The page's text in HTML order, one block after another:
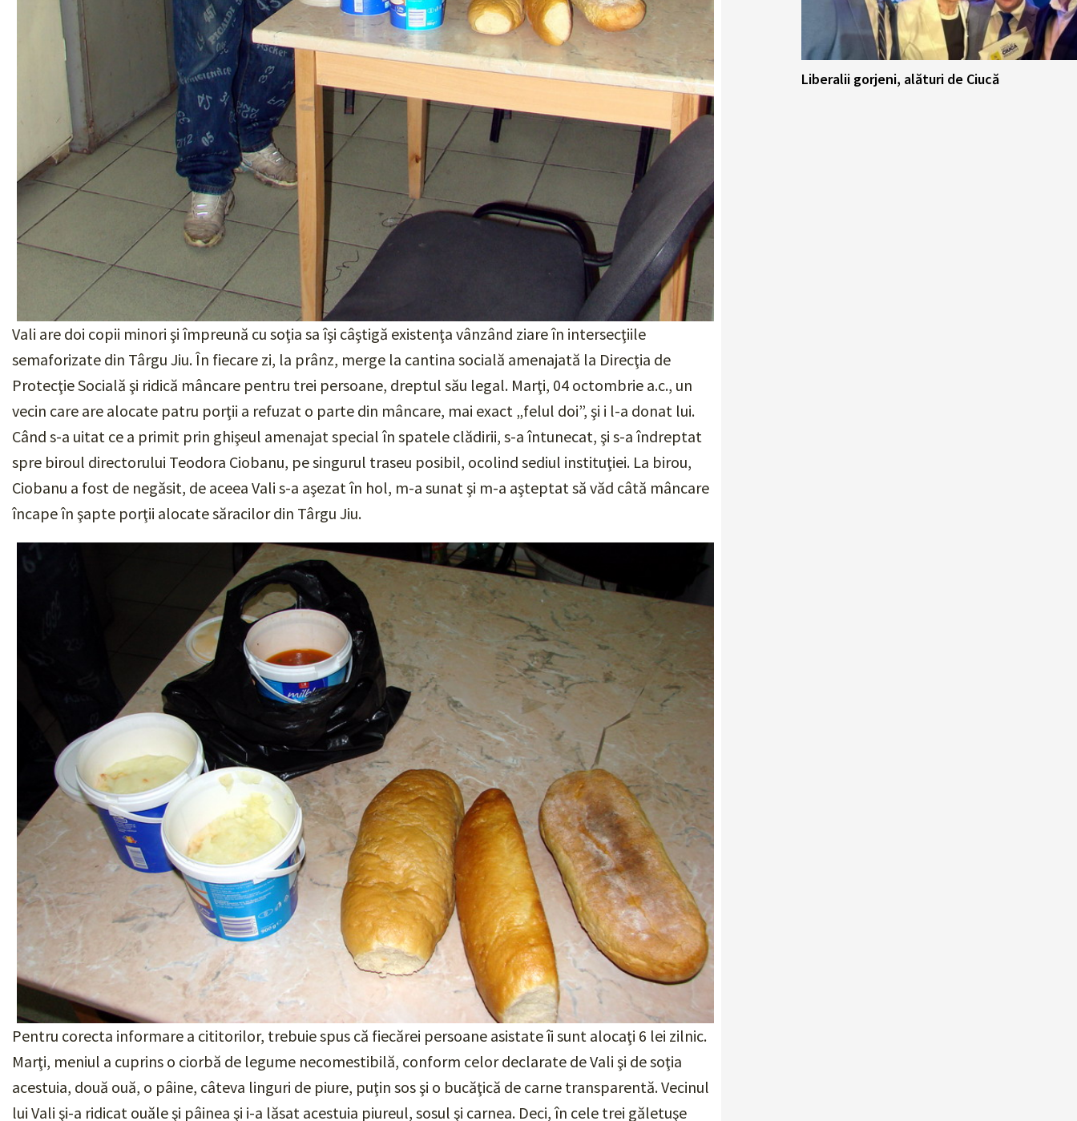
Vali are doi copii minori şi împreună cu soţia sa îşi câştigă existenţa vânzând ziare în intersecţiile
semaforizate din Târgu Jiu. În fiecare zi, la prânz, merge la cantina socială amenajată la Direcţia de
Protecţie Socială şi ridică mâncare pentru trei persoane, dreptul său legal. Marţi, 04 octombrie a.c., un
vecin care are alocate patru porţii a refuzat o parte din mâncare, mai exact „felul doi”, şi i l-a donat lui.
Când s-a uitat ce a primit prin ghişeul amenajat special în spatele clădirii, s-a întunecat, şi s-a îndreptat
spre biroul directorului Teodora Ciobanu, pe singurul traseu posibil, ocolind sediul instituţiei. La birou,
Ciobanu a fost de negăsit, de aceea Vali s-a aşezat în hol, m-a sunat şi m-a aşteptat să văd câtă mâncare
încape în şapte porţii alocate săracilor din Târgu Jiu.
Pentru corecta informare a cititorilor, trebuie spus că fiecărei persoane asistate îi sunt alocaţi 6 lei zilnic.
Marţi, meniul a cuprins o ciorbă de legume necomestibilă, conform celor declarate de Vali şi de soţia
acestuia, două ouă, o pâine, câteva linguri de piure, puţin sos şi o bucăţică de carne transparentă. Vecinul
lui Vali şi-a ridicat ouăle şi pâinea şi i-a lăsat acestuia piureul, sosul şi carnea. Deci, în cele trei găletuşe
Liberalii gorjeni, alături de Ciucă